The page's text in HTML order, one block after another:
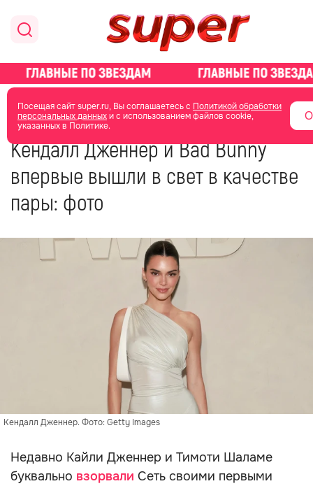
Посещая сайт super.ru, Вы соглашаетесь с Политикой обработки
персональных данныхи с использованием файлов cookie,
указанных в Политике.
главная новости о звездах
23 сентября 2023
Кендалл Дженнер и Bad Bunny
впервые вышли в свет в качестве
пары: фото
Кендалл Дженнер. Фото: Getty Images
Недавно Кайли Дженнер и Тимоти Шаламе
буквально взорвали Сеть своими первыми